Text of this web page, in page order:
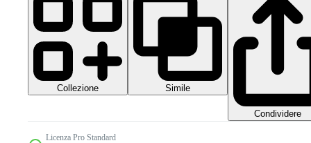
Collezione Simile
Condividere
Licenza Pro Standard